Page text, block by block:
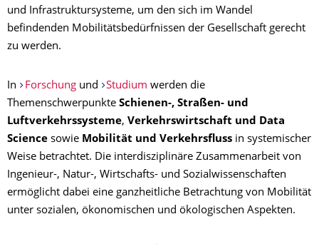
und Infrastruktursysteme, um den sich im Wandel
befindenden Mobilitätsbedürfnissen der Gesellschaft gerecht
zu werden.
In Forschungund Studium werden die
Themenschwerpunkte Schienen-, Straßen- und
Luftverkehrssysteme, Verkehrswirtschaft und Data
Science sowie Mobilität und Verkehrsfluss in systemischer
Weise betrachtet. Die interdisziplinäre Zusammenarbeit von
Ingenieur-, Natur-, Wirtschafts- und Sozialwissenschaften
ermöglicht dabei eine ganzheitliche Betrachtung von Mobilität
unter sozialen, ökonomischen und ökologischen Aspekten.